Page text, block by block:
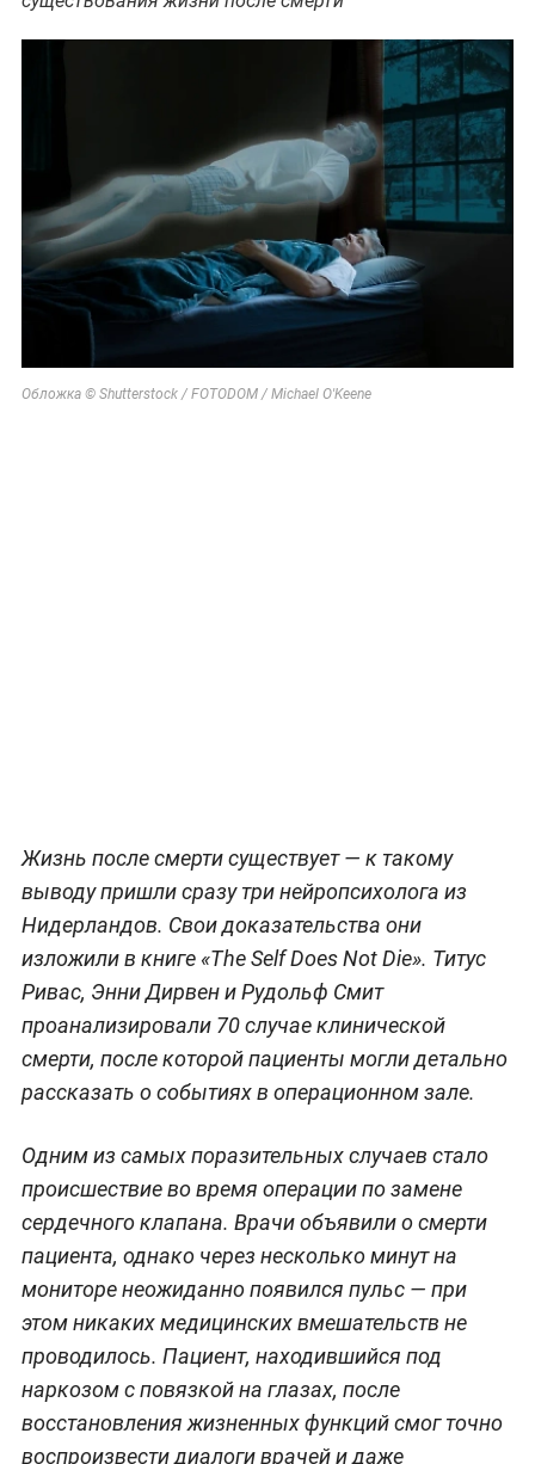
Обложка © Shutterstock / FOTODOM / Michael O'Keene
Жизнь после смерти существует — к такому
выводу пришли сразу три нейропсихолога из
Нидерландов. Свои доказательства они
изложили в книге «The Self Does Not Die». Титус
Ривас, Энни Дирвен и Рудольф Смит
проанализировали 70 случае клинической
смерти, после которой пациенты могли детально
рассказать о событиях в операционном зале.
Одним из самых поразительных случаев стало
происшествие во время операции по замене
сердечного клапана. Врачи объявили о смерти
пациента, однако через несколько минут на
мониторе неожиданно появился пульс — при
этом никаких медицинских вмешательств не
проводилось. Пациент, находившийся под
наркозом с повязкой на глазах, после
восстановления жизненных функций смог точно
воспроизвести диалоги врачей и даже